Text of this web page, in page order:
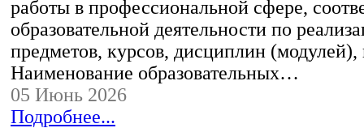
работы в профессиональной сфере,
образовательной деятельности по
предметов, курсов, дисциплин (модулей),
Наименование образовательных…
05 Июнь 2026
Подробнее...